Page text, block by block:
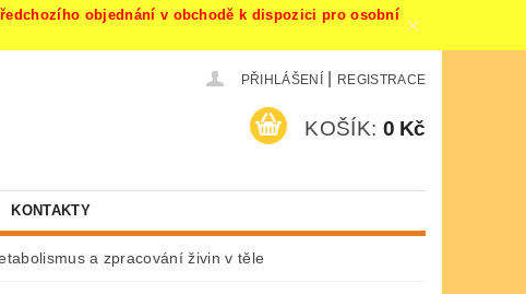
předchozího objednání v obchodě k dispozici pro osobní
PŘIHLÁŠENÍ REGISTRACE
KOŠÍK: 0 Kč
KONTAKTY
a zpracování živin v těle